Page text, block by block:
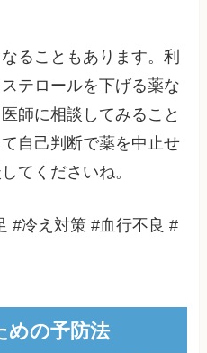
ることもあります。利
テロールを下げる薬な
師に相談してみること
自己判断で薬を中止せ
てくださいね。
#冷え対策 #血行不良 #
めの予防法